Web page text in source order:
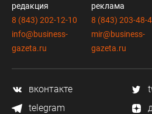
редакция
8 (843) 202-12-10
info@business-
gazeta.ru
реклама
8 (843) 203-48-
mir@business-
gazeta.ru
вконтакте
telegram